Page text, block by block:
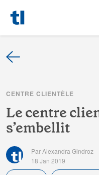
CENTRE CLIENTÈLE
Lecentreclie
s’embellit
Par Alexandra Gindroz
18 Jan 2019